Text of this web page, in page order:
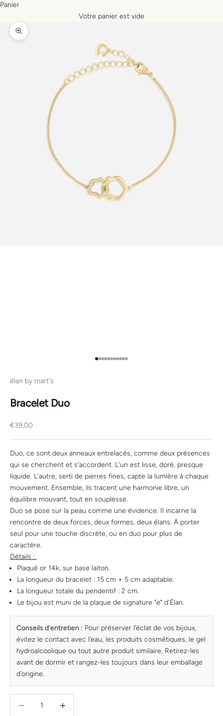
Panier
Votre panier est vide
Zoomer sur l'image
Aller à l'élément 1
Aller à l'élément 2
Aller à l'élément 3
Aller à l'élément 4
Aller à l'élément 5
Aller à l'élément 6
Aller à l'élément 7
Aller à l'élément 8
Aller à l'élément 9
Aller à l'élément 10
Aller à l'élément 11
élan by mart's
Bracelet Duo
Prix de vente
€39,00
Duo, ce sont deux anneaux entrelacés, comme deux présences
qui se cherchent et s'accordent. L'un est lisse, doré, presque
liquide. L'autre, serti de pierres fines, capte la lumière à chaque
mouvement. Ensemble, ils tracent une harmonie libre, un
équilibre mouvant, tout en souplesse.
Duo se pose sur la peau comme une évidence. Il incarne la
rencontre de deux forces, deux formes, deux élans. À porter
seul pour une touche discrète, ou en duo pour plus de
caractère.
Détails :
Plaqué or 14k, sur base laiton.
La longueur du bracelet : 15 cm + 5 cm adaptable.
La longueur totale du pendentif : 2 cm.
Le bijou est muni de la plaque de signature "e" d'Élan.
Conseils d’entretien : Pour préserver l’éclat de vos bijoux,
évitez le contact avec l’eau, les produits cosmétiques, le gel
hydroalcoolique ou tout autre produit similaire. Retirez-les
avant de dormir et rangez-les toujours dans leur emballage
d’origine.